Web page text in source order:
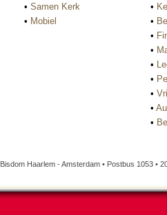
• Samen Kerk
• Mobiel
•
•
•
•
•
•
•
•
•
Bisdom Haarlem - Amsterdam • Postbus 1053 •